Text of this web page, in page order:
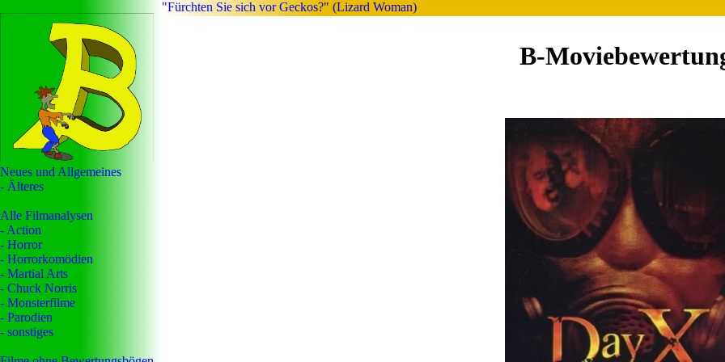
Neues und Allgemeines
- Älteres
Alle Filmanalysen
- Action
- Horror
- Horrorkomödien
- Martial Arts
- Chuck Norris
- Monsterfilme
- Parodien
- sonstiges
"Fürchten Sie sich vor Geckos?" (Lizard Woman)
B-